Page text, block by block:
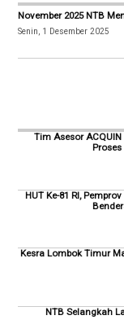
November 2025 NTB
Senin, 1 Desember 2025
Tim Asesor
HUT Ke-81 RI,
Kesra Lombok Timur
NTB Selangkah